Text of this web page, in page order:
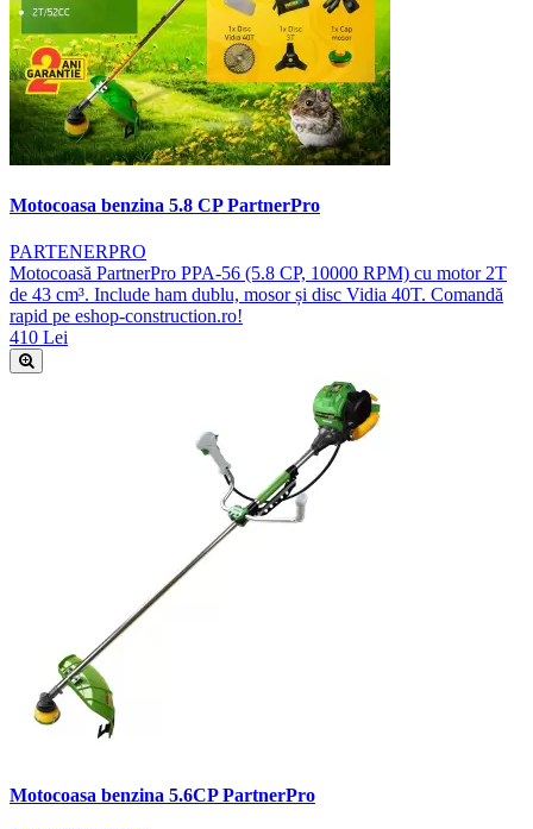
Motocoasa benzina 5.8 CP PartnerPro
PARTENERPRO
Motocoasă PartnerPro PPA-56 (5.8 CP, 10000 RPM) cu motor 2T
de 43 cm³. Include ham dublu, mosor și disc Vidia 40T. Comandă
rapid pe eshop-construction.ro!
410 Lei
Motocoasa benzina 5.6CP PartnerPro